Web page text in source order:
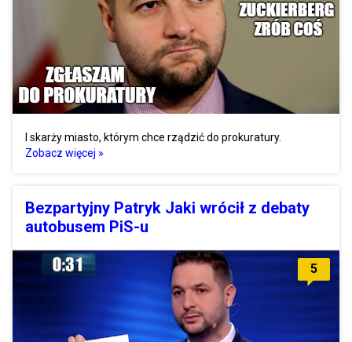
I skarży miasto, którym chce rządzić do prokuratury.
Zobacz więcej »
Bezpartyjny Patryk Jaki wrócił z debaty
autobusem PiS-u
5